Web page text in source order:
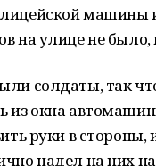
машины
на улице не
солдаты, так
из окна
руки в
надел на них